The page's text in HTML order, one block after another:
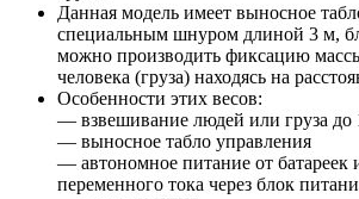
Данная модель имеет выносное
специальным шнуром длиной 3 м,
можно производить фиксацию
человека (груза) находясь на
Особенности этих весов:
— взвешивание людей или груза до
— выносное табло управления
— автономное питание от батареек
переменного тока через блок